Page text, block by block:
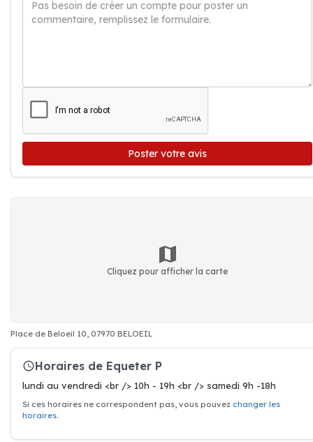
Poster votre avis
Cliquez pour afficher la carte
Place de Beloeil 10, 07970 BELOEIL
Horaires de Equeter P
lundi au vendredi <br /> 10h - 19h <br /> samedi 9h -18h
Si ces horaires ne correspondent pas, vous pouvez changer les
horaires.